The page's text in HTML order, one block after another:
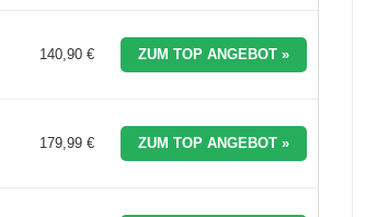
140,90 € ZUM TOP ANGEBOT »
179,99 € ZUM TOP ANGEBOT »